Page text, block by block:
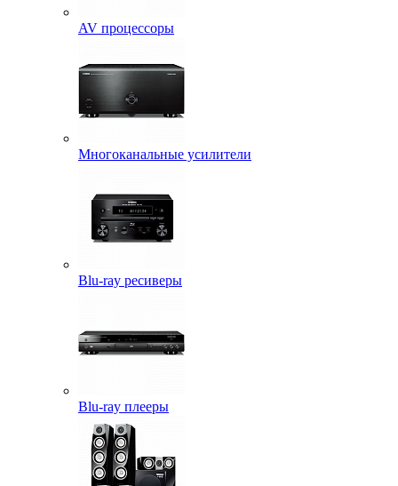
AV процессоры
Многоканальные усилители
Blu-ray ресиверы
Blu-ray плееры